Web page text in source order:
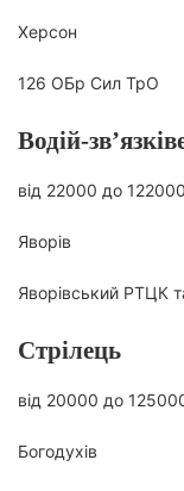
Херсон
126 ОБр Сил ТрО
Водій-
від 22000 до
Яворів
Яворівський РТЦК
Стрілець
від 20000 до
Богодухів